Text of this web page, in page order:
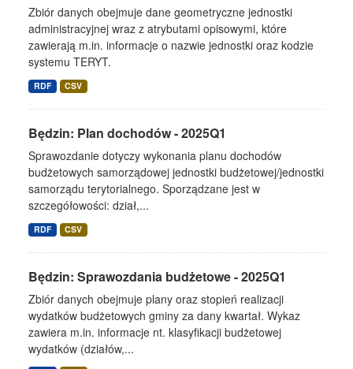
Zbiór danych obejmuje dane geometryczne jednostki
administracyjnej wraz z atrybutami opisowymi, które
zawierają m.in. informacje o nazwie jednostki oraz kodzie
systemu TERYT.
RDF CSV
Będzin: Plan dochodów - 2025Q1
Sprawozdanie dotyczy wykonania planu dochodów
budżetowych samorządowej jednostki budżetowej/jednostki
samorządu terytorialnego. Sporządzane jest w
szczegółowości: dział,...
RDF CSV
Będzin: Sprawozdania budżetowe - 2025Q1
Zbiór danych obejmuje plany oraz stopień realizacji
wydatków budżetowych gminy za dany kwartał. Wykaz
zawiera m.in. informacje nt. klasyfikacji budżetowej
wydatków (działów,...